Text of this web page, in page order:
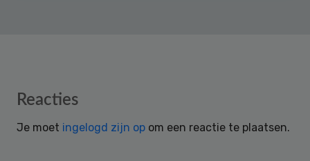
Reader
Reacties
Je moet ingelogd zijn op om een reactie te plaatsen.